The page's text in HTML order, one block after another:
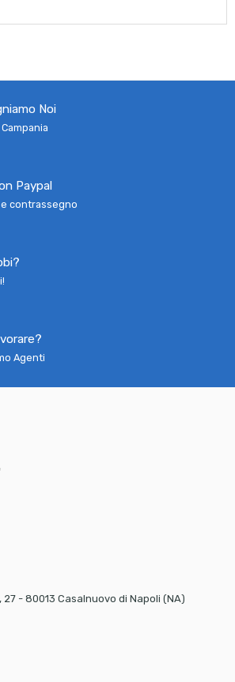
Noi
Paypal
contrassegno
Agenti
27 - 80013 Casalnuovo di Napoli (NA)